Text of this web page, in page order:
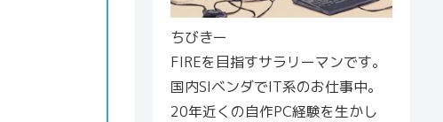
ちびきー
FIREを目指すサラリーマンです。
国内SIベンダでIT系のお仕事中。
20年近くの自作PC経験を生かし